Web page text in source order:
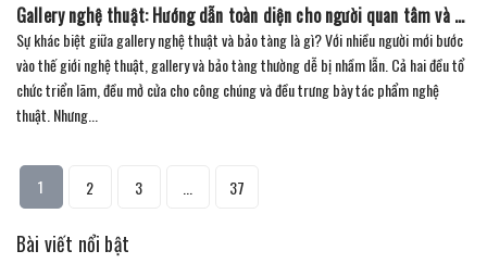
Gallery nghệ thuật: Hướng dẫn toàn diện cho người quan tâm và sưu tầm (Phần 4)
Sự khác biệt giữa gallery nghệ thuật và bảo tàng là gì? Với nhiều người mới bước
vào thế giới nghệ thuật, gallery và bảo tàng thường dễ bị nhầm lẫn. Cả hai đều tổ
chức triển lãm, đều mở cửa cho công chúng và đều trưng bày tác phẩm nghệ
thuật. Nhưng...
1 2 3 37
Bài viết nổi bật